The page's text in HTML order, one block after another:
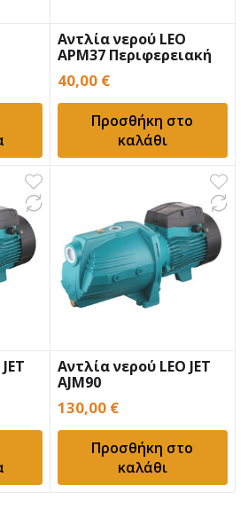
Αντλία νερού LEO
APM37 Περιφερειακή
40,00 €
Προσθήκη στο
καλάθι
Αντλία νερού LEO JET
AJM90
130,00 €
Προσθήκη στο
καλάθι